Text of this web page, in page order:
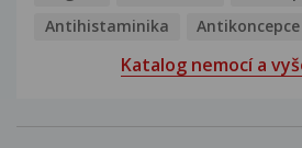
Antihistaminika
Antikoncepce
Katalog nemocí a